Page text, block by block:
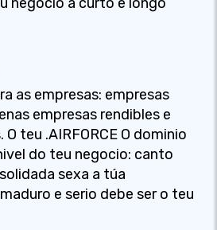
as empresas: empresas
empresas rendibles e
teu .AIRFORCE O dominio
do teu negocio: canto
sexa a túa
e serio debe ser o teu